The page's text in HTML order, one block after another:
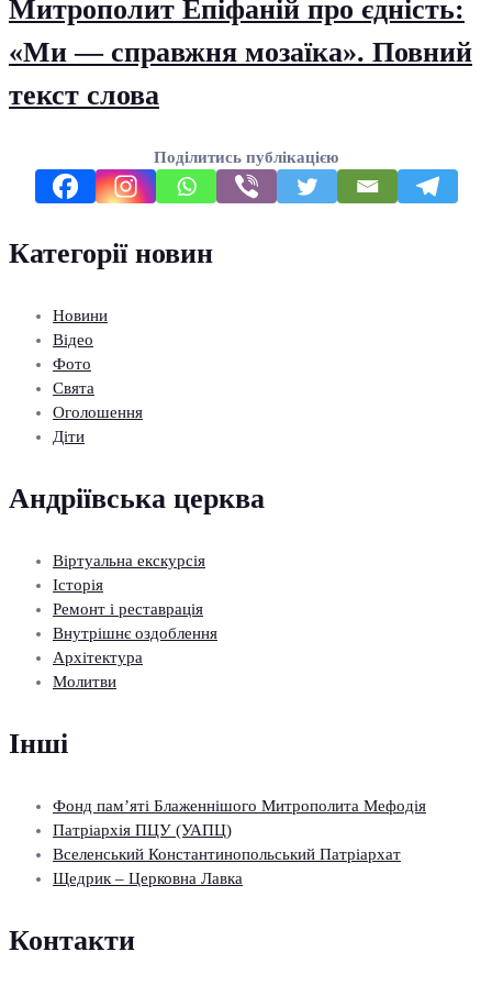
Митрополит Епіфаній про єдність:
«Ми — справжня мозаїка». Повний
текст слова
Поділитись публікацією
Категорії новин
Новини
Відео
Фото
Свята
Оголошення
Діти
Андріївська церква
Віртуальна екскурсія
Історія
Ремонт і реставрація
Внутрішнє оздоблення
Архітектура
Молитви
Інші
Фонд пам’яті Блаженнішого Митрополита Мефодія
Патріархія ПЦУ (УАПЦ)
Вселенський Константинопольський Патріархат
Щедрик – Церковна Лавка
Контакти